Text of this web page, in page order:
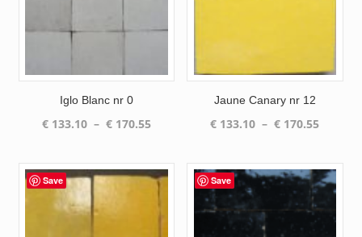
Iglo Blanc nr 0
€133.10 – €170.55Plage
€ 133.10
€ 170.55
Jaune Canary nr 12
€ 133.10 – € 170.55Plage
€
€
Save Save